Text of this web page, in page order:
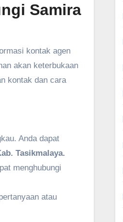
Samira
kontak agen
akan keterbukaan
kontak dan cara
Anda dapat
Tasikmalaya.
menghubungi
atau